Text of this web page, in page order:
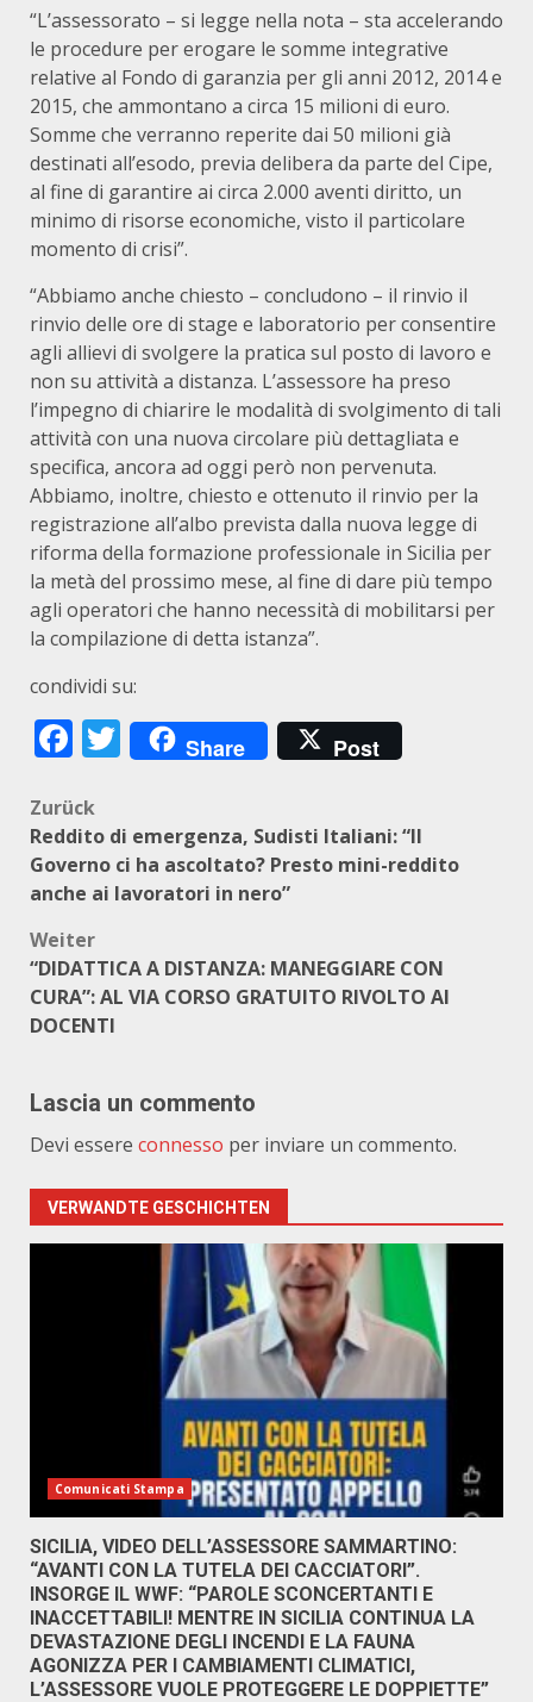
“L’assessorato – si legge nella nota – sta accelerando
le procedure per erogare le somme integrative
relative al Fondo di garanzia per gli anni 2012, 2014 e
2015, che ammontano a circa 15 milioni di euro.
Somme che verranno reperite dai 50 milioni già
destinati all’esodo, previa delibera da parte del Cipe,
al fine di garantire ai circa 2.000 aventi diritto, un
minimo di risorse economiche, visto il particolare
momento di crisi”.
“Abbiamo anche chiesto – concludono – il rinvio il
rinvio delle ore di stage e laboratorio per consentire
agli allievi di svolgere la pratica sul posto di lavoro e
non su attività a distanza. L’assessore ha preso
l’impegno di chiarire le modalità di svolgimento di tali
attività con una nuova circolare più dettagliata e
specifica, ancora ad oggi però non pervenuta.
Abbiamo, inoltre, chiesto e ottenuto il rinvio per la
registrazione all’albo prevista dalla nuova legge di
riforma della formazione professionale in Sicilia per
la metà del prossimo mese, al fine di dare più tempo
agli operatori che hanno necessità di mobilitarsi per
la compilazione di detta istanza”.
condividi su:
Facebook
Twitter
Share Post
Beitragsnavigation
Zurück
Reddito di emergenza, Sudisti Italiani: “Il
Governo ci ha ascoltato? Presto mini-reddito
anche ai lavoratori in nero”
Weiter
“DIDATTICA A DISTANZA: MANEGGIARE CON
CURA”: AL VIA CORSO GRATUITO RIVOLTO AI
DOCENTI
Lascia un commento
Devi essere connesso per inviare un commento.
VERWANDTE GESCHICHTEN
Comunicati Stampa
SICILIA, VIDEO DELL’ASSESSORE SAMMARTINO:
“AVANTI CON LA TUTELA DEI CACCIATORI”.
INSORGE IL WWF: “PAROLE SCONCERTANTI E
INACCETTABILI! MENTRE IN SICILIA CONTINUA LA
DEVASTAZIONE DEGLI INCENDI E LA FAUNA
AGONIZZA PER I CAMBIAMENTI CLIMATICI,
L’ASSESSORE VUOLE PROTEGGERE LE DOPPIETTE”